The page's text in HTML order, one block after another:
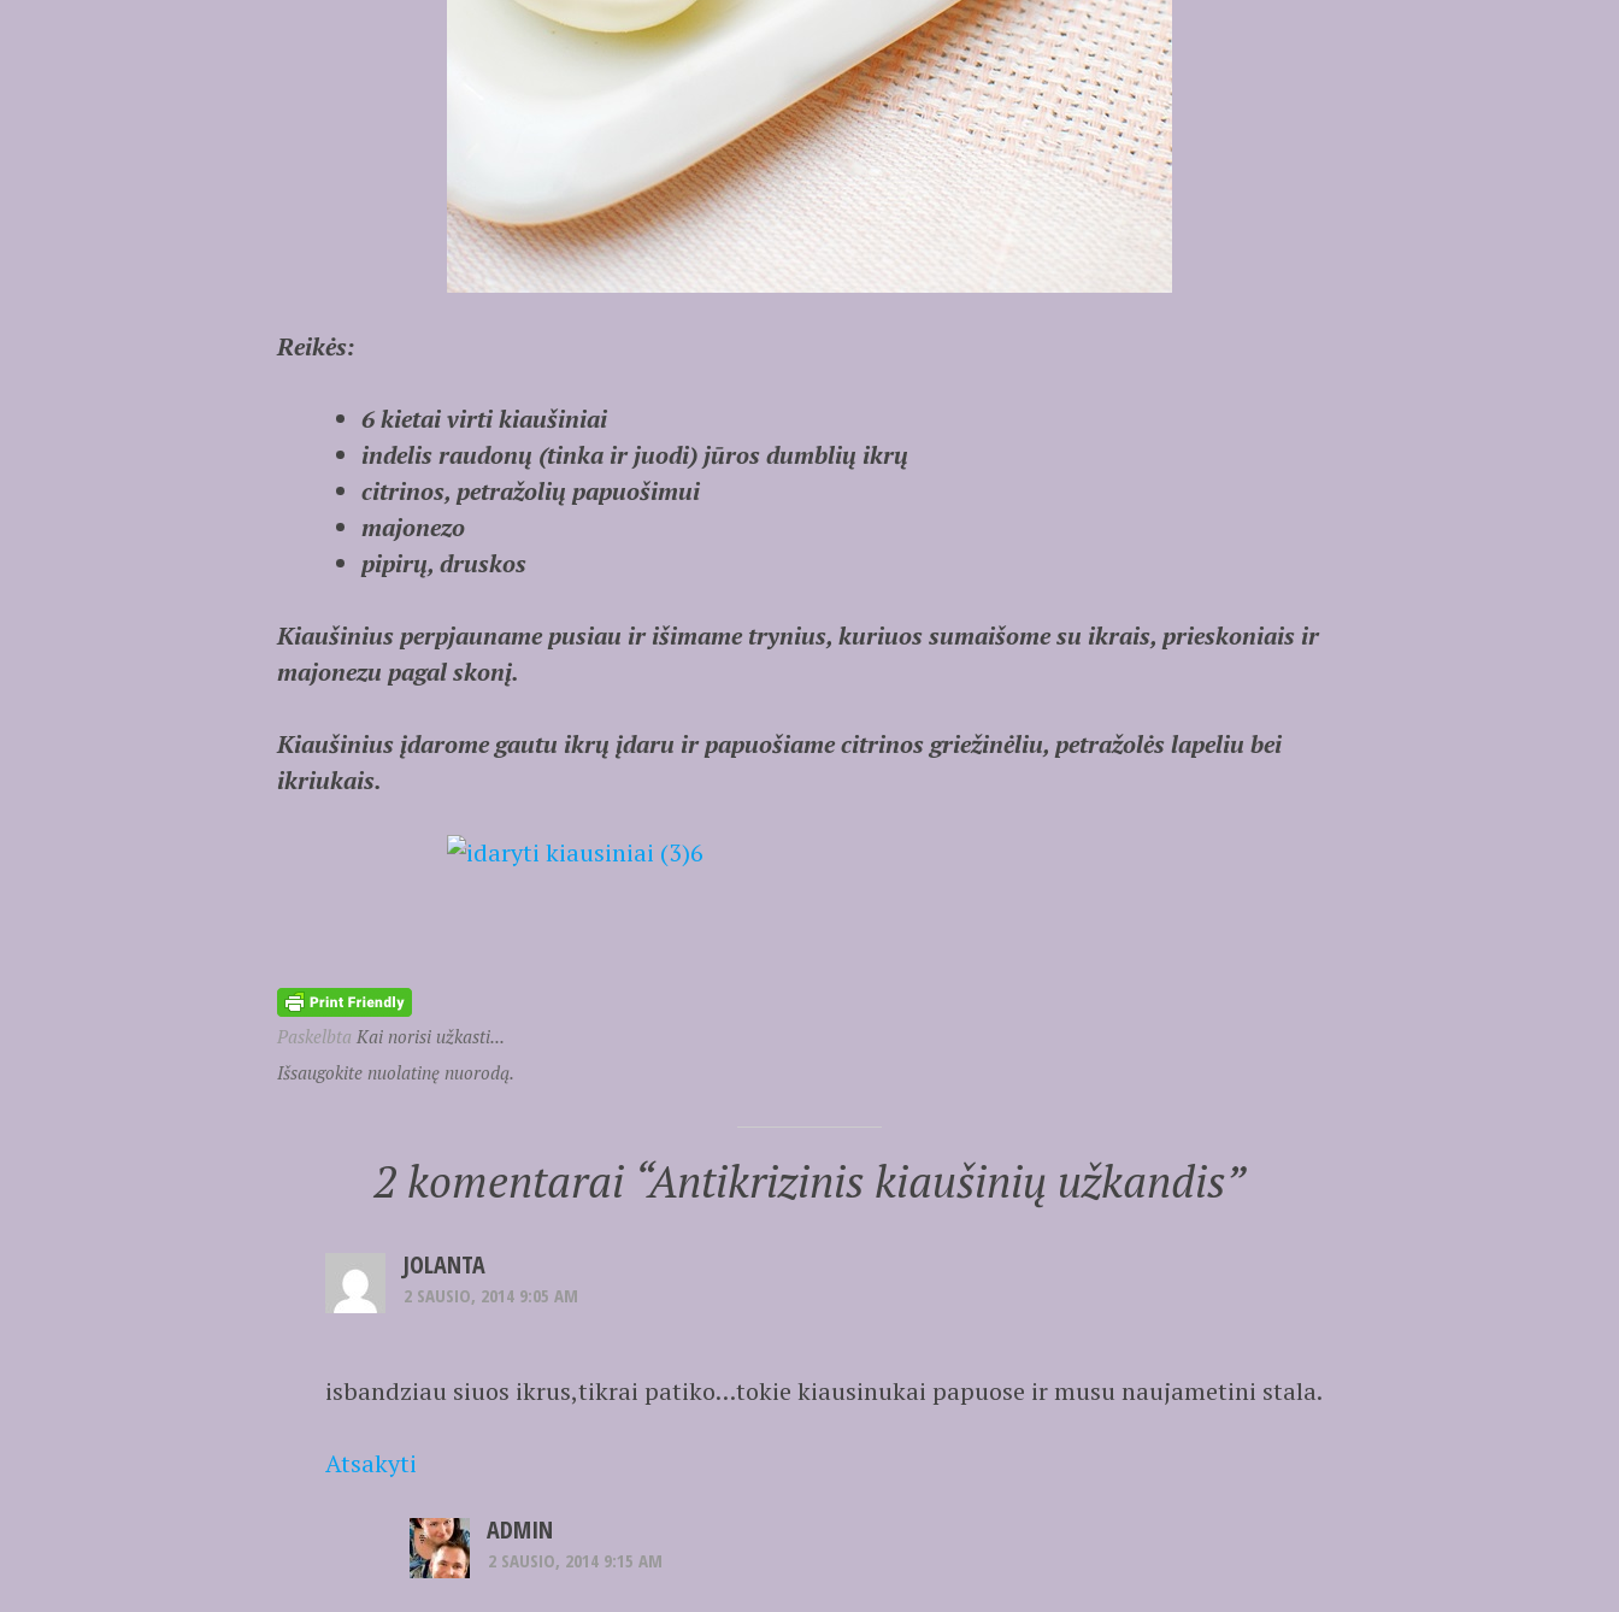
Reikės:
6 kietai virti kiaušiniai
indelis raudonų (tinka ir juodi) jūros dumblių ikrų
citrinos, petražolių papuošimui
majonezo
pipirų, druskos
Kiaušinius perpjauname pusiau ir išimame trynius, kuriuos sumaišome su ikrais, prieskoniais ir
majonezu pagal skonį.
Kiaušinius įdarome gautu ikrų įdaru ir papuošiame citrinos griežinėliu, petražolės lapeliu bei
ikriukais.
Paskelbta Kai norisi užkasti...
Išsaugokite nuolatinę nuorodą.
2 komentarai “Antikrizinis kiaušinių užkandis”
JOLANTA
2 SAUSIO, 2014 9:05 AM
isbandziau siuos ikrus,tikrai patiko…tokie kiausinukai papuose ir musu naujametini stala.
Atsakyti
ADMIN
2 SAUSIO, 2014 9:15 AM